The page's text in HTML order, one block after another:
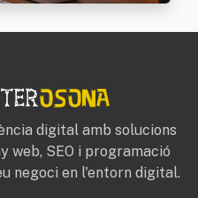
digital amb solucions
web, SEO i programació
negoci en l'entorn digital.